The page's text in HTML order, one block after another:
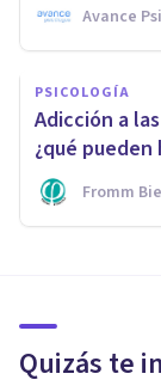
Avance
PSICOLOGÍA
Adicción a
¿qué pueden
Fromm
Quizás te